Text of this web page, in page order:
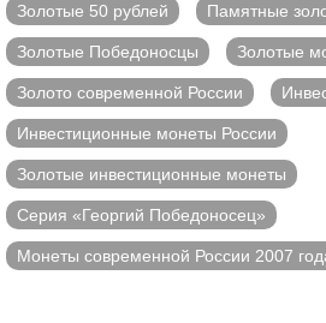
Золотые 50 рублей Памятные
Золотые Победоносцы Золотые
Золото современной России
Инвестиционные монеты России
Золотые инвестиционные монеты
Серия «Георгий Победоносец»
Монеты современной России 2007